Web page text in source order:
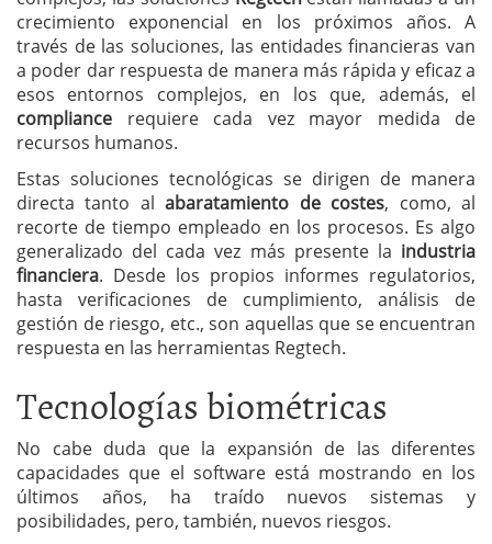
crecimiento exponencial en los próximos años. A
través de las soluciones, las entidades financieras van
a poder dar respuesta de manera más rápida y eficaz a
esos entornos complejos, en los que, además, el
compliance requiere cada vez mayor medida de
recursos humanos.
Estas soluciones tecnológicas se dirigen de manera
directa tanto alabaratamiento de costes, como, al
recorte de tiempo empleado en los procesos. Es algo
generalizado del cada vez más presente la industria
financiera. Desde los propios informes regulatorios,
hasta verificaciones de cumplimiento, análisis de
gestión de riesgo, etc., son aquellas que se encuentran
respuesta en las herramientas Regtech.
Tecnologías biométricas
No cabe duda que la expansión de las diferentes
capacidades que el software está mostrando en los
últimos años, ha traído nuevos sistemas y
posibilidades, pero, también, nuevos riesgos.